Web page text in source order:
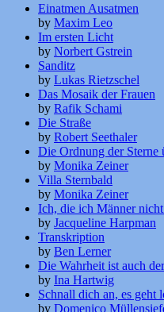
Einatmen Ausatmen
by Maxim Leo
Im ersten Licht
by Norbert Gstrein
Sanditz
by Lukas Rietzschel
Das Mosaik der Frauen
by Rafik Schami
Die Straße
by Robert Seethaler
Die Ordnung der Sterne
by Monika Zeiner
Villa Sternbald
by Monika Zeiner
Ich, die ich Männer
by Jacqueline Harpman
Transkription
by Ben Lerner
Die Wahrheit ist auch
by Ina Hartwig
Schnall dich an, es geht
by Domenico